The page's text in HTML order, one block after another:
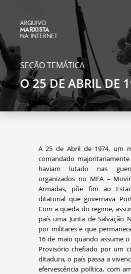
ARQUIVO
MARXISTA
NA INTERNET
SEÇÃO TEMÁTICA
O 25 DE ABRIL DE
A 25 de Abril de 1974, um
comandado
haviam lutado nas
organizados no MFA –
Armadas, põe fim ao
ditatorial que governava
Com a queda do regime,
país uma Junta de Salvação
por militares e que
16 de maio quando assume
Provisório chefiado por um
ditadura, o país passa a
efervescência política, com